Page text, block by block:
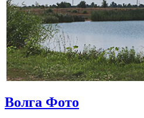
Волга Фото